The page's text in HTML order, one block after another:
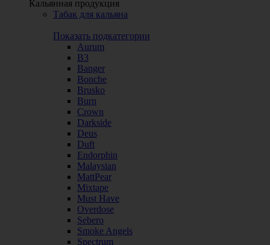
Кальянная продукция
Табак для кальяна
Показать подкатегории
Aurum
B3
Banger
Bonche
Brusko
Burn
Crown
Darkside
Deus
Duft
Endorphin
Malaysian
MattPear
Mixtape
Must Have
Overdose
Sebero
Smoke Angels
Spectrum